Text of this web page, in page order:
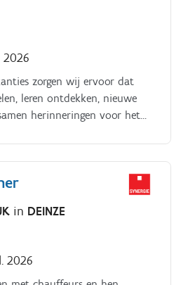
zorgvragers kunnen
en de huiselijke sfeer
2026
zorgen wij ervoor dat
leren ontdekken, nieuwe
herinneringen voor het
in DEINZE
2026